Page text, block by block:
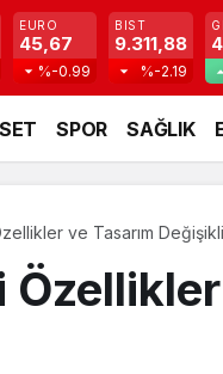
EURO
45,67
%-0.99
BIST
9.311,88
%-2.19
SPOR SAĞLIK
ve Tasarım